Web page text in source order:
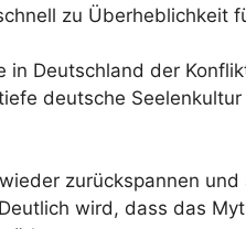
zu Überheblichkeit
in Deutschland der
deutsche
zurückspannen
wird, dass das